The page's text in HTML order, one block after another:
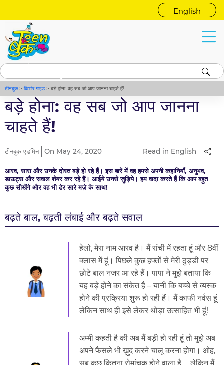
English
बड़े होना
टीनबुक>किशोर गाइड >बड़े होना: वह सब जो आप जानना चाहते हैं!
बड़े होना: वह सब जो आप जानना
चाहते हैं!
टीनबुक एडमिन On May 24, 2020 Read in English
आरव, सारा और उनके दोस्त बड़े हो रहे हैं। इस बारें में वह हमसे अपनी कहानियाँ, अनुभव,
डाऊट्स और सवाल शेयर कर रहे हैं। आईये उनसे जुड़िये। हम वादा करते हैं कि आप बहुत
कुछ सीखेंगे और वह भी ढेर सारे मज़े के साथ!
बढ़ते बाल, बढ़ती लंबाई और बढ़ते सवाल
हेलो, मेरा नाम आरव है। मैं रांची में रहता हूं और 8वीं
क्लास में हूं। पिछले कुछ हफ्तों से मेरी ठुड्डी पर
छोटे बाल नजर आ रहे हैं। पापा ने मुझे बताया कि
यह बड़े होने का संकेत है – यानी कि बच्चे से व्यस्क
होने की प्रक्रिया शुरू हो रही हैं। मैं काफी नर्वस हूं
लेकिन साथ ही इसे लेकर थोड़ा उत्साहित भी हूं!
अम्मी कहती है की अब मैं बड़ी हो रही हूं तो मुझे अब
अपने फैसले भी ख़ुद करने चालू करना होगा। ओह,
सब कुछ कितना रोमांचक होने वाला है … लेकिन मैं